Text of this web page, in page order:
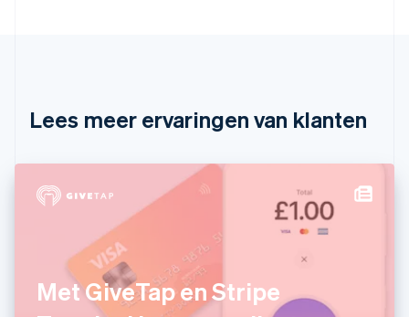
Lees meer ervaringen van klanten
Met GiveTap en Stripe
Denemarken
Duitsland
Estland
Finland
English Svenska
Frankrijk
FrançaisEnglish
Gibraltar